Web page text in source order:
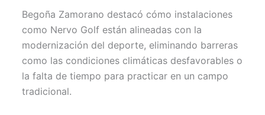
Begoña Zamorano destacó cómo instalaciones
como Nervo Golf están alineadas con la
modernización del deporte, eliminando barreras
como las condiciones climáticas desfavorables o
la falta de tiempo para practicar en un campo
tradicional.